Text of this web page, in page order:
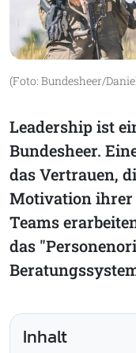
(Foto: Bundesheer/
Leadership ist
Bundesheer.
das Vertrauen,
Motivation ihrer
Teams
das
Inhalt